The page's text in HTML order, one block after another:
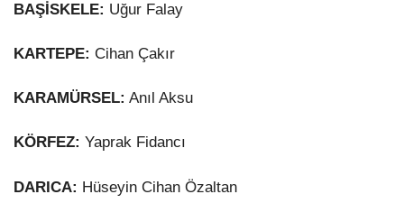
BAŞİSKELE: Uğur Falay
KARTEPE: Cihan Çakır
KARAMÜRSEL: Anıl Aksu
KÖRFEZ: Yaprak Fidancı
DARICA: Hüseyin Cihan Özaltan